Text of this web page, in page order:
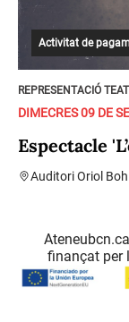
Activitat de
REPRESENTACIÓ
DIMECRES 09 DE
Espectacle
Auditori Oriol
finançat per